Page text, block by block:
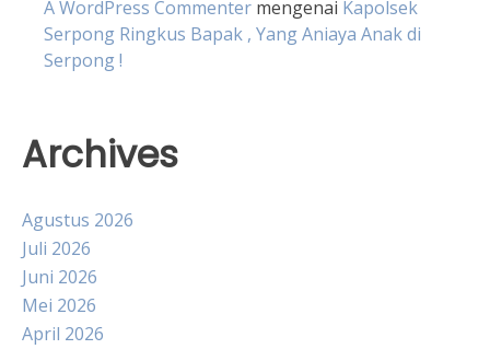
A WordPress Commenter mengenai Kapolsek
Serpong Ringkus Bapak , Yang Aniaya Anak di
Serpong !
Archives
Agustus 2026
Juli 2026
Juni 2026
Mei 2026
April 2026